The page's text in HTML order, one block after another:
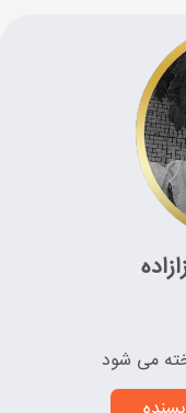
می شود